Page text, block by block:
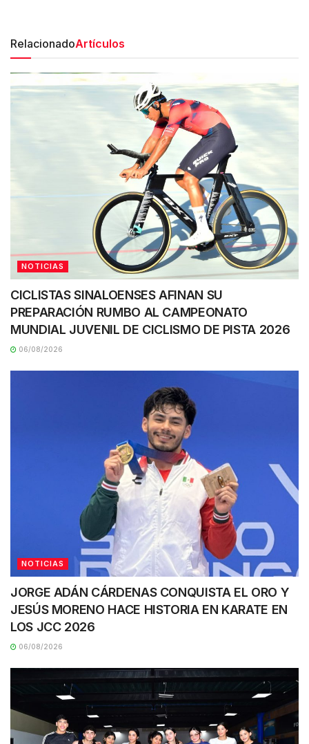
RelacionadoArtículos
NOTICIAS
CICLISTAS SINALOENSES AFINAN SU
PREPARACIÓN RUMBO AL CAMPEONATO
MUNDIAL JUVENIL DE CICLISMO DE PISTA 2026
06/08/2026
NOTICIAS
JORGE ADÁN CÁRDENAS CONQUISTA EL ORO Y
JESÚS MORENO HACE HISTORIA EN KARATE EN
LOS JCC 2026
06/08/2026